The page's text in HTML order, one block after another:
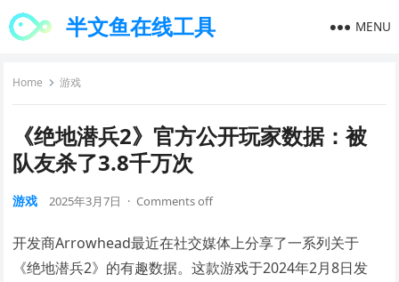
半文鱼在线工具 MENU
Home 游戏
《绝地潜兵2》官方公开玩家数据：被
队友杀了3.8千万次
游戏 2025年3月7日 · Comments off
开发商Arrowhead最近在社交媒体上分享了一系列关于
《绝地潜兵2》的有趣数据。这款游戏于2024年2月8日发